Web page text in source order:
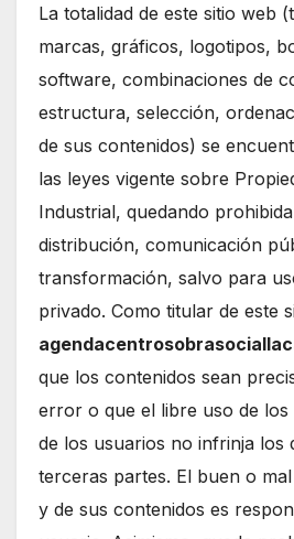
La totalidad de este sitio web
marcas, gráficos, logotipos,
software, combinaciones de
estructura, selección,
de sus contenidos) se
las leyes vigente sobre
Industrial, quedando
distribución, comunicación
transformación, salvo para
privado. Como titular de este
que los contenidos sean
error o que el libre uso de
de los usuarios no infrinja los
terceras partes. El buen o
y de sus contenidos es